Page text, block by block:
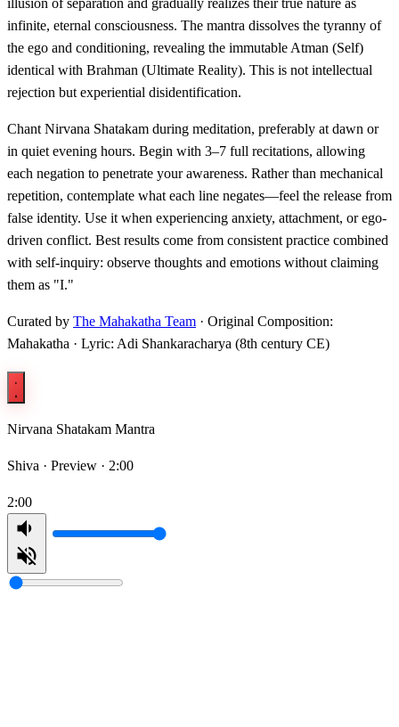
illusion of separation and gradually realizes their true nature as
infinite, eternal consciousness. The mantra dissolves the tyranny of
the ego and conditioning, revealing the immutable Atman (Self)
identical with Brahman (Ultimate Reality). This is not intellectual
rejection but experiential disidentification.
Chant Nirvana Shatakam during meditation, preferably at dawn or
in quiet evening hours. Begin with 3–7 full recitations, allowing
each negation to penetrate your awareness. Rather than mechanical
repetition, contemplate what each line negates—feel the release from
false identity. Use it when experiencing anxiety, attachment, or ego-
driven conflict. Best results come from consistent practice combined
with self-inquiry: observe thoughts and emotions without claiming
them as "I."
Curated by The Mahakatha Team · Original Composition:
Mahakatha · Lyric: Adi Shankaracharya (8th century CE)
Nirvana Shatakam Mantra
Shiva · Preview · 2:00
2:00